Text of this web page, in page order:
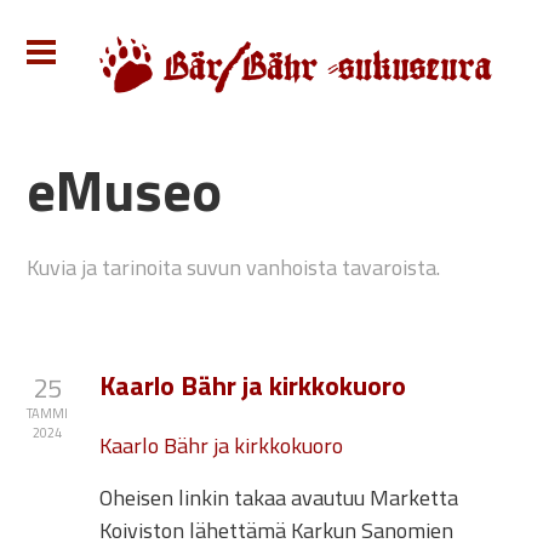
eMuseo
Kuvia ja tarinoita suvun vanhoista tavaroista.
25
TAMMI
2024
Kaarlo Bähr ja kirkkokuoro
Kaarlo Bähr ja kirkkokuoro
Oheisen linkin takaa avautuu Marketta
Koiviston lähettämä Karkun Sanomien